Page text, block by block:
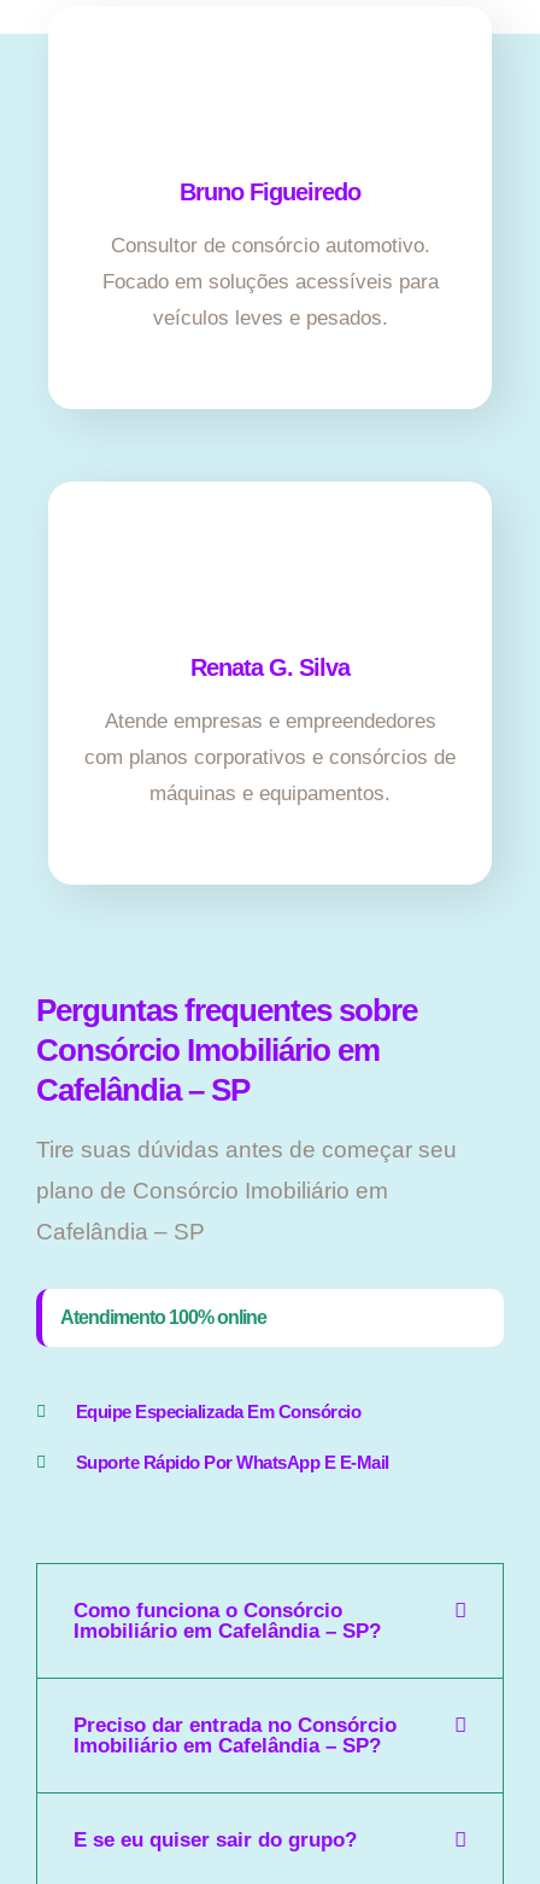
Bruno Figueiredo
Consultor de consórcio automotivo.
Focado em soluções acessíveis para
veículos leves e pesados.
Renata G. Silva
Atende empresas e empreendedores
com planos corporativos e consórcios de
máquinas e equipamentos.
Perguntas frequentes sobre
Consórcio Imobiliário em
Cafelândia – SP
Tire suas dúvidas antes de começar seu
plano ​de Consórcio Imobiliário em
Cafelândia – SP
Atendimento 100% online
Equipe Especializada Em Consórcio
Suporte Rápido Por WhatsApp E E-Mail
Como funciona o Consórcio
Imobiliário em Cafelândia – SP?
Preciso dar entrada no Consórcio
Imobiliário em Cafelândia – SP?
E se eu quiser sair do grupo?